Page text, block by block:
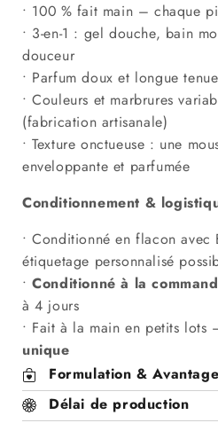
• 100 % fait main – chaque
• 3-en-1 : gel douche, bain
douceur
• Parfum doux et longue tenue
• Couleurs et marbrures
(fabrication artisanale)
• Texture onctueuse : une
enveloppante et parfumée
Conditionnement &
• Conditionné en flacon avec
étiquetage personnalisé
• Conditionné à la
à 4 jours
• Fait à la main en petits lots
unique
Formulation &
Délai de production